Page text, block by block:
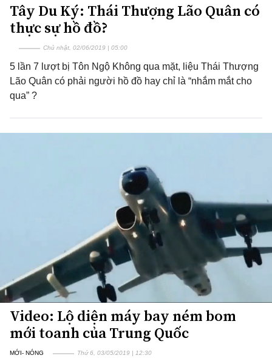
Tây Du Ký: Thái Thượng Lão Quân có
thực sự hồ đồ?
Chủ nhật, 02/06/2019 | 05:00
5 lần 7 lượt bị Tôn Ngộ Không qua mặt, liệu Thái Thượng
Lão Quân có phải người hồ đồ hay chỉ là “nhắm mắt cho
qua” ?
Video: Lộ diện máy bay ném bom
mới toanh của Trung Quốc
MỚI- NÓNG Thứ 6, 03/05/2019 | 12:30